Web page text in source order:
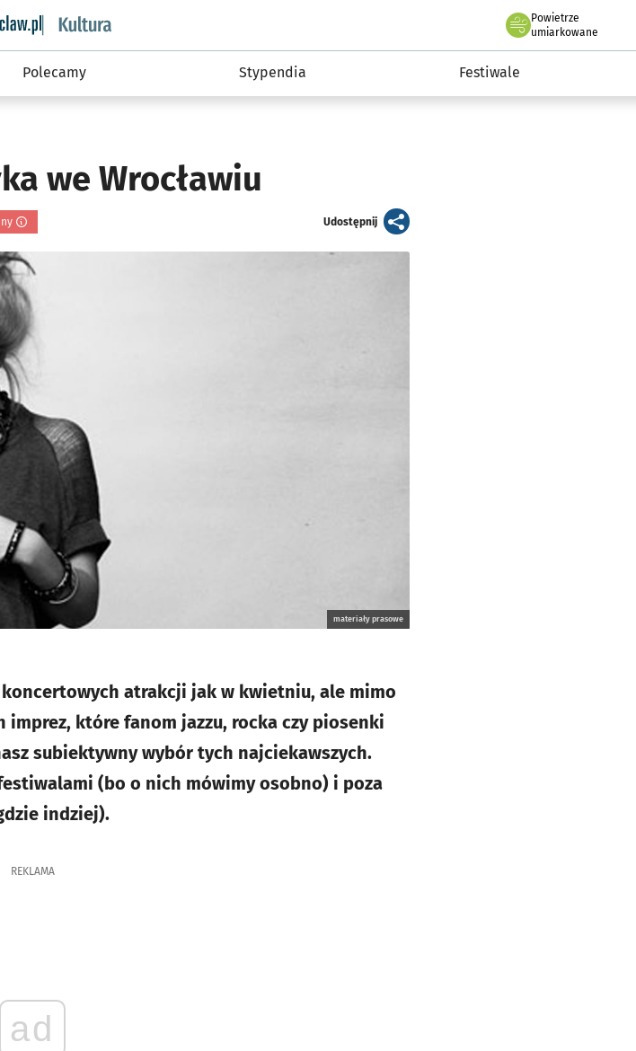
wroclaw.pl podserwis: Kultura
Powietrze
we Wrocławiu
umiarkowane
Polecamy Stypendia Festiwale
we Wrocławiu
Udostępnijartykuł
materiały prasowe
atrakcji jak w kwietniu, ale mimo
które fanom jazzu, rocka czy piosenki
subiektywny wybór tych najciekawszych.
(bo o nich mówimy osobno) i poza
indziej).
REKLAMA
ad